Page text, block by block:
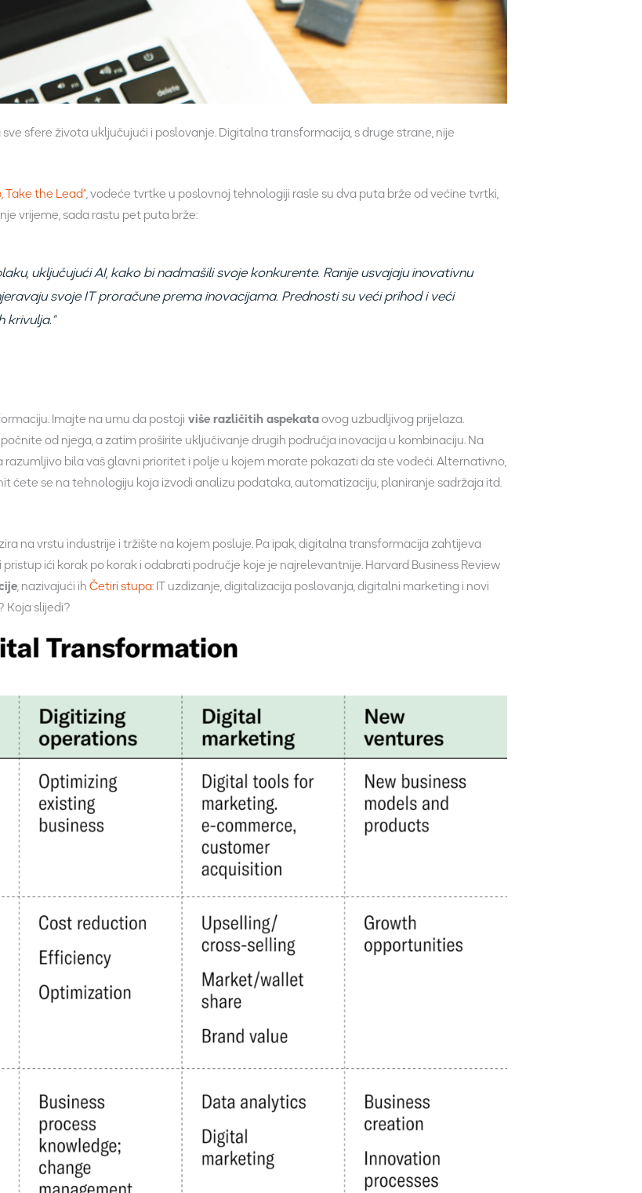
sfere života uključujući i poslovanje. Digitalna transformacija, s druge strane, nije
Take the Lead“, vodeće tvrtke u poslovnoj tehnologiji rasle su dva puta brže od većine tvrtki,
vrijeme, sada rastu pet puta brže:
uključujući AI, kako bi nadmašili svoje konkurente. Ranije usvajaju inovativnu
svoje IT proračune prema inovacijama. Prednosti su veći prihod i veći
Imajte na umu da postoji više različitih aspekataovog uzbudljivog prijelaza.
od njega, a zatim proširite uključivanje drugih područja inovacija u kombinaciju. Na
razumljivo bila vaš glavni prioritet i polje u kojem morate pokazati da ste vodeći. Alternativno,
ćete se na tehnologiju koja izvodi analizu podataka, automatizaciju, planiranje sadržaja itd.
na vrstu industrije i tržište na kojem posluje. Pa ipak, digitalna transformacija zahtijeva
ići korak po korak i odabrati područje koje je najrelevantnije. Harvard Business Review
, nazivajući ihČetiri stupa: IT uzdizanje, digitalizacija poslovanja, digitalni marketing i novi
Koja slijedi?